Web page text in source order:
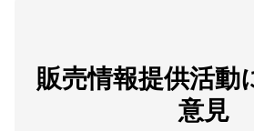
販売情報提供活動
意見